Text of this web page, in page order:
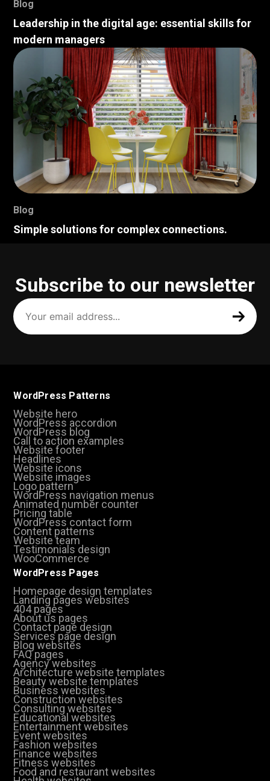
Blog
Leadership in the digital age: essential skills for
modern managers
Blog
Simple solutions for complex connections.
Subscribe to our newsletter
Your
email
address
(Required)
WordPress Patterns
Website hero
WordPress accordion
WordPress blog
Call to action examples
Website footer
Headlines
Website icons
Website images
Logo pattern
WordPress navigation menus
Animated number counter
Pricing table
WordPress contact form
Content patterns
Website team
Testimonials design
WooCommerce
WordPress Pages
Homepage design templates
Landing pages websites
404 pages
About us pages
Contact page design
Services page design
Blog websites
FAQ pages
Agency websites
Architecture website templates
Beauty website templates
Business websites
Construction websites
Consulting websites
Educational websites
Entertainment websites
Event websites
Fashion websites
Finance websites
Fitness websites
Food and restaurant websites